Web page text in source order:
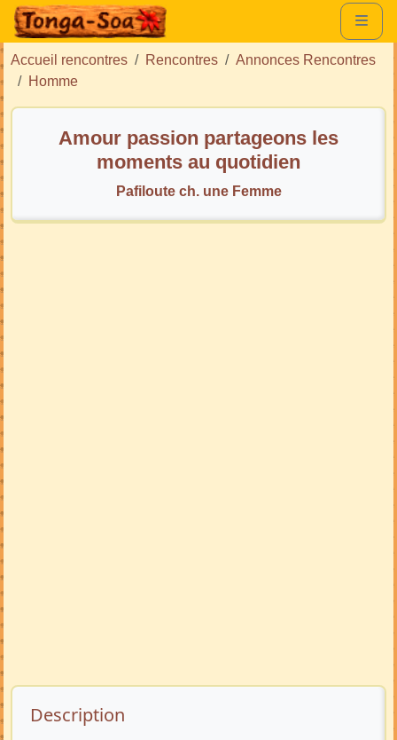
Accueil rencontres Rencontres
Annonces Rencontres
Homme
Amour passion partageons les
moments au quotidien
Pafiloute ch. une Femme
Description de l’annonce
Description